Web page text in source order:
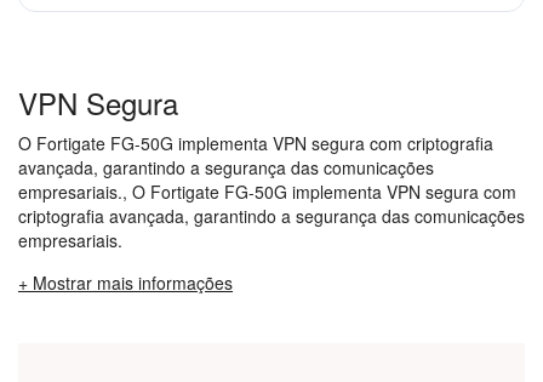
VPN Segura
O Fortigate FG-50G implementa VPN segura com criptografia
avançada, garantindo a segurança das comunicações
empresariais., O Fortigate FG-50G implementa VPN segura com
criptografia avançada, garantindo a segurança das comunicações
empresariais.
+ Mostrar mais informações